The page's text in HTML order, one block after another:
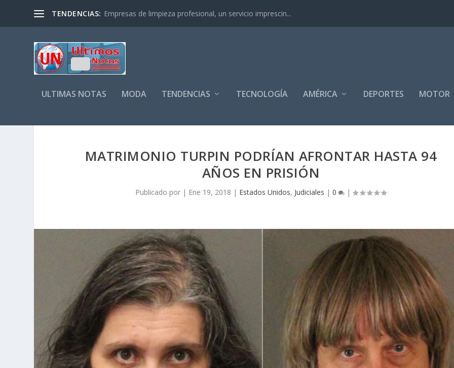
TENDENCIAS: Empresas de limpieza profesional, un servicio imprescin...
ULTIMAS NOTAS MODA TENDENCIAS TECNOLOGÍA AMÉRICA DEPORTES MOTOR
MATRIMONIO TURPIN PODRÍAN AFRONTAR HASTA 94
AÑOS EN PRISIÓN
Publicado por | Ene 19, 2018 | Estados Unidos, Judiciales |0 |